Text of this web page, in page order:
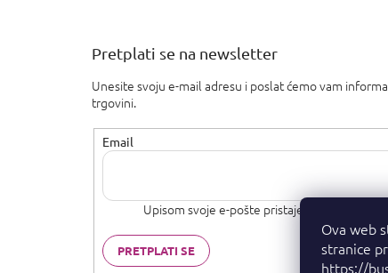
Ova web
stranice
https://
Pretplati se na newsletter
Unesite svoju e-mail adresu i poslat ćemo vam
trgovini.
Email
Upisom svoje e-pošte pristajete na
PRETPLATI SE